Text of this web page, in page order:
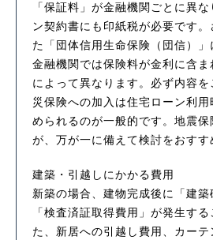
「保証料」が金融機関ごとに異
ン契約書にも印紙税が必要です。
た「団体信用生命保険（団信）
金融機関では保険料が金利に含
によって異なります。必ず内容
災保険への加入は住宅ローン利
められるのが一般的です。地震保
が、万が一に備えて検討をおすす
建築・引越しにかかる費用
新築の場合、建物完成後に「建
「検査済証取得費用」が発生す
た、新居への引越し費用、カー